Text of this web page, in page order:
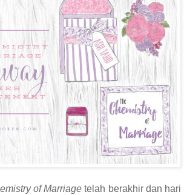
of Marriagetelah berakhir dan hari